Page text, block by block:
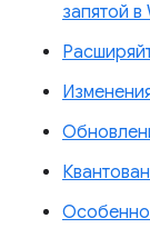
запятой в